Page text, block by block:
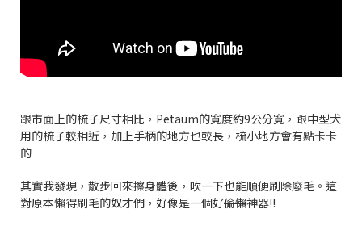
跟市面上的梳子尺寸相比，Petaum的寬度約9公分寬，跟中型犬
用的梳子較相近，加上手柄的地方也較長，梳小地方會有點卡卡
的
其實我發現，散步回來擦身體後，吹一下也能順便刷除廢毛。這
對原本懶得刷毛的奴才們，好像是一個好偷懶神器!!